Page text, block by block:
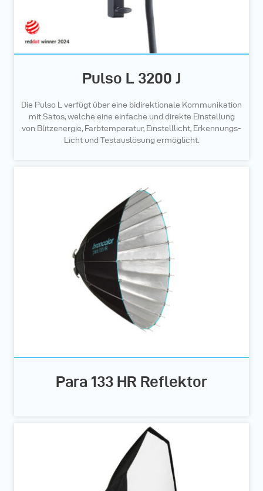
Pulso L 3200 J
Die Pulso L verfügt über eine bidirektionale Kommunikation
mit Satos, welche eine einfache und direkte Einstellung
von Blitzenergie, Farbtemperatur, Einstelllicht, Erkennungs-
Licht und Testauslösung ermöglicht.
Para 133 HR Reflektor